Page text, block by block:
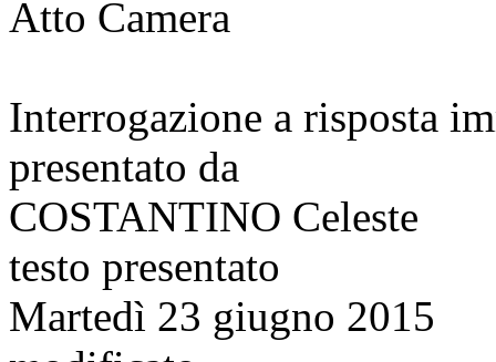
Atto Camera
Interrogazione a risposta
presentato da
COSTANTINO Celeste
testo presentato
Martedì 23 giugno 2015